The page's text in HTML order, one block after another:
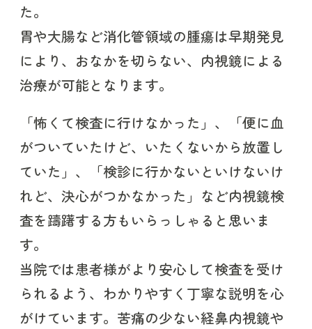
た。
胃や大腸など消化管領域の腫瘍は早期発見
により、おなかを切らない、内視鏡による
治療が可能となります。
「怖くて検査に行けなかった」、「便に血
がついていたけど、いたくないから放置し
ていた」、「検診に行かないといけないけ
れど、決心がつかなかった」など内視鏡検
査を躊躇する方もいらっしゃると思いま
す。
当院では患者様がより安心して検査を受け
られるよう、わかりやすく丁寧な説明を心
がけています。苦痛の少ない経鼻内視鏡や